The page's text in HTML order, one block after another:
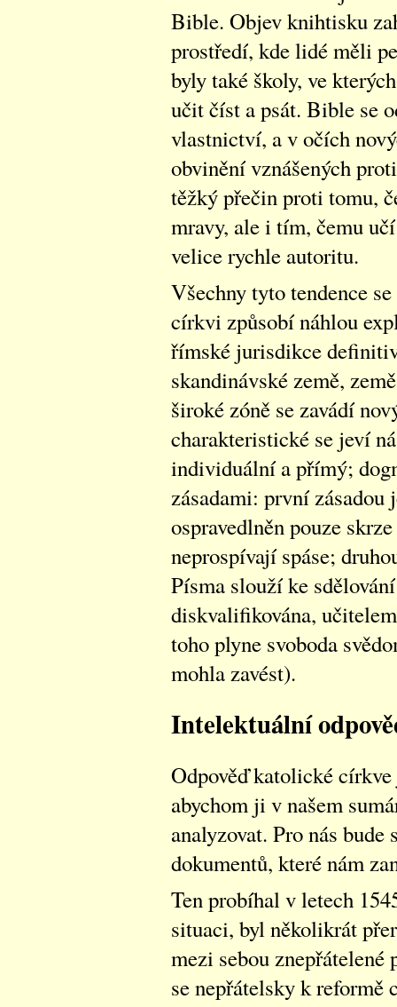
Bible. Objev knihtisku
prostředí, kde lidé měli
byly také školy, ve
učit číst a psát. Bible se
vlastnictví, a v očích
obvinění vznášených
těžký přečin proti tomu,
mravy, ale i tím, čemu
velice rychle autoritu.
Všechny tyto tendence
církvi způsobí náhlou
římské jurisdikce
skandinávské země,
široké zóně se zavádí
charakteristické se jeví
individuální a přímý;
zásadami: první zásadou
ospravedlněn pouze
neprospívají spáse;
Písma slouží ke
diskvalifikována,
toho plyne svoboda
mohla zavést).
Intelektuální
Odpověď katolické
abychom ji v našem
analyzovat. Pro nás
dokumentů, které nám
Ten probíhal v letech
situaci, byl několikrát
mezi sebou
se nepřátelsky k reformě